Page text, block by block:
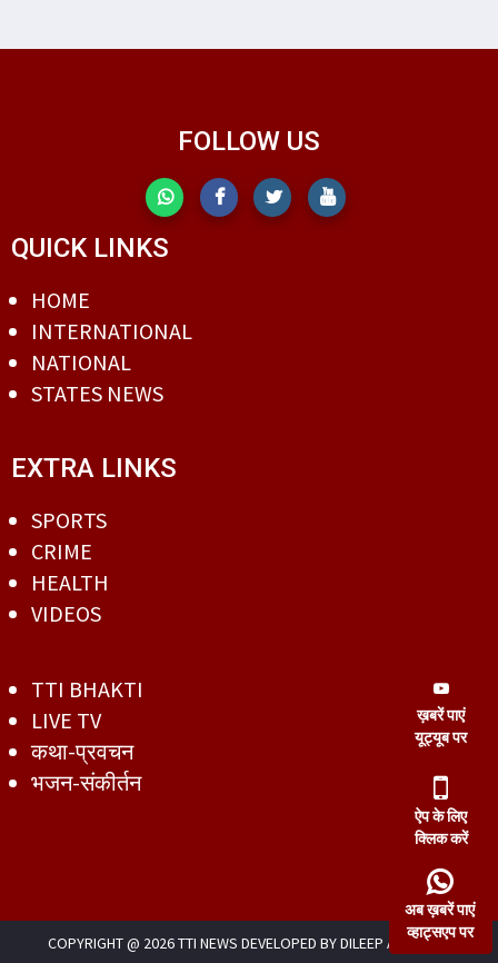
अब ख़बरें पाएं
व्हाट्सएप पर
ऐप के लिए
क्लिक करें
ख़बरें पाएं
यूट्यूब पर
FOLLOW US
QUICK LINKS
HOME
INTERNATIONAL
NATIONAL
STATES NEWS
EXTRA LINKS
SPORTS
CRIME
HEALTH
VIDEOS
TTI BHAKTI
LIVE TV
कथा-प्रवचन
भजन-संकीर्तन
COPYRIGHT @ 2026 TTI NEWS DEVELOPED BYDILEEP AGRAWAL